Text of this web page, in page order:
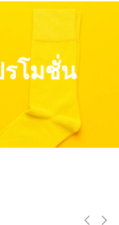
โมชั่น